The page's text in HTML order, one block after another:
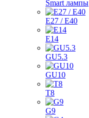
Smart лампы
E27 / E40
E14
GU5.3
GU10
T8
G9